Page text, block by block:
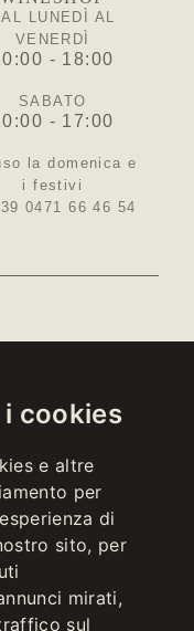
cookies
e altre
per
di
sito, per
mirati,
sul
LUNEDÌ AL
VENERDÌ
- 18:00
SABATO
- 17:00
la domenica e
i festivi
0471 66 46 54
PAC
ST. MICHAEL-